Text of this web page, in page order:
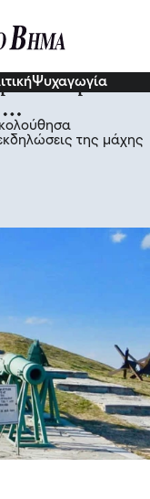
Ψυχαγωγία
και τιμή δεν
…
της μάχης